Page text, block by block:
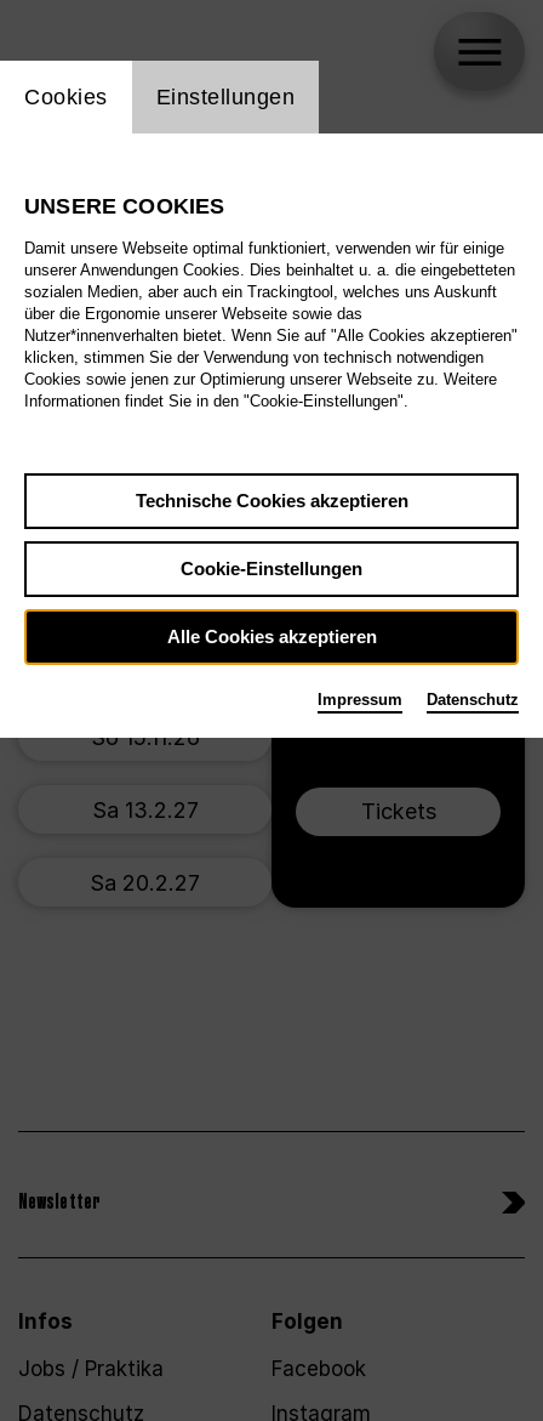
Biographie
Spielplan
Der fliegende
Holländer
Sa 24.10.26
Preise ab € 33,00
Tickets
Sa 24.10.26
Do 5.11.26
So 8.11.26
So 15.11.26
Sa 13.2.27
Sa 20.2.27
Newsletter
Infos
Jobs / Praktika
Datenschutz
Folgen
Facebook
Instagram
Einstellung Website Cookie
Cookies Einstellungen
UNSERE COOKIES
Damit unsere Webseite optimal funktioniert, verwenden wir für einige
unserer Anwendungen Cookies. Dies beinhaltet u. a. die eingebetteten
sozialen Medien, aber auch ein Trackingtool, welches uns Auskunft
über die Ergonomie unserer Webseite sowie das
Nutzer*innenverhalten bietet. Wenn Sie auf "Alle Cookies akzeptieren"
klicken, stimmen Sie der Verwendung von technisch notwendigen
Cookies sowie jenen zur Optimierung unserer Webseite zu. Weitere
Informationen findet Sie in den "Cookie-Einstellungen".
Technische Cookies akzeptieren
Cookie-Einstellungen
Alle Cookies akzeptieren
Impressum Datenschutz